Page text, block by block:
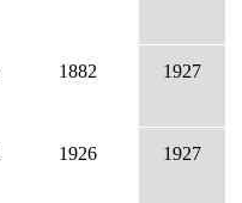
1882 1927
1926 1927